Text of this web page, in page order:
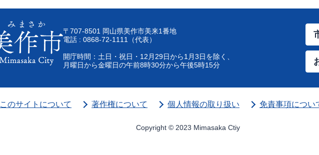
〒707-8501 岡山県美作市美来1番地
電話 : 0868-72-1111（代表）
開庁時間：土日・祝日・12月29日から1月3日を除く、
月曜日から金曜日の午前8時30分から午後5時15分
このサイトについて 著作権について 個人情報の取り扱い 免責事項につい
Copyright © 2023 Mimasaka Ctiy